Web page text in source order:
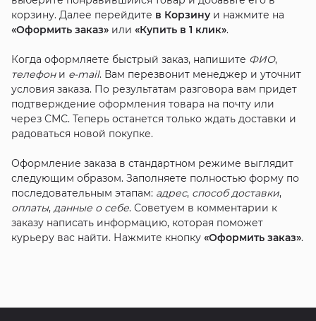
корзину. Далее перейдите в Корзинуи нажмите на
«Оформить заказ»или «Купить в 1 клик».
Когда оформляете быстрый заказ, напишите ФИО,
телефони e-mail. Вам перезвонит менеджер и уточнит
условия заказа. По результатам разговора вам придет
подтверждение оформления товара на почту или
через СМС. Теперь останется только ждать доставки и
радоваться новой покупке.
Оформление заказа в стандартном режиме выглядит
следующим образом. Заполняете полностью форму по
последовательным этапам: адрес, способ доставки,
оплаты, данные о себе. Советуем в комментарии к
заказу написать информацию, которая поможет
курьеру вас найти. Нажмите кнопку «Оформить заказ».